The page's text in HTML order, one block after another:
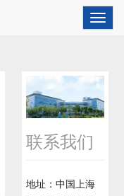
联系我们
地址：中国上海